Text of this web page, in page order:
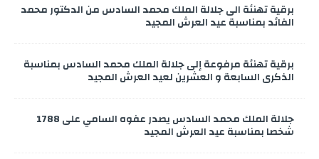
برقية تهنئة الى جلالة الملك محمد السادس من الدكتور محمد
الفائد بمناسبة عيد العرش المجيد
برقية تهنئة مرفوعة إلى جلالة الملك محمد السادس بمناسبة
الذكرى السابعة و العشرين لعيد العرش المجيد
جلالة الملك محمد السادس يصدر عفوه السامي على 1788
شخصا بمناسبة عيد العرش المجيد